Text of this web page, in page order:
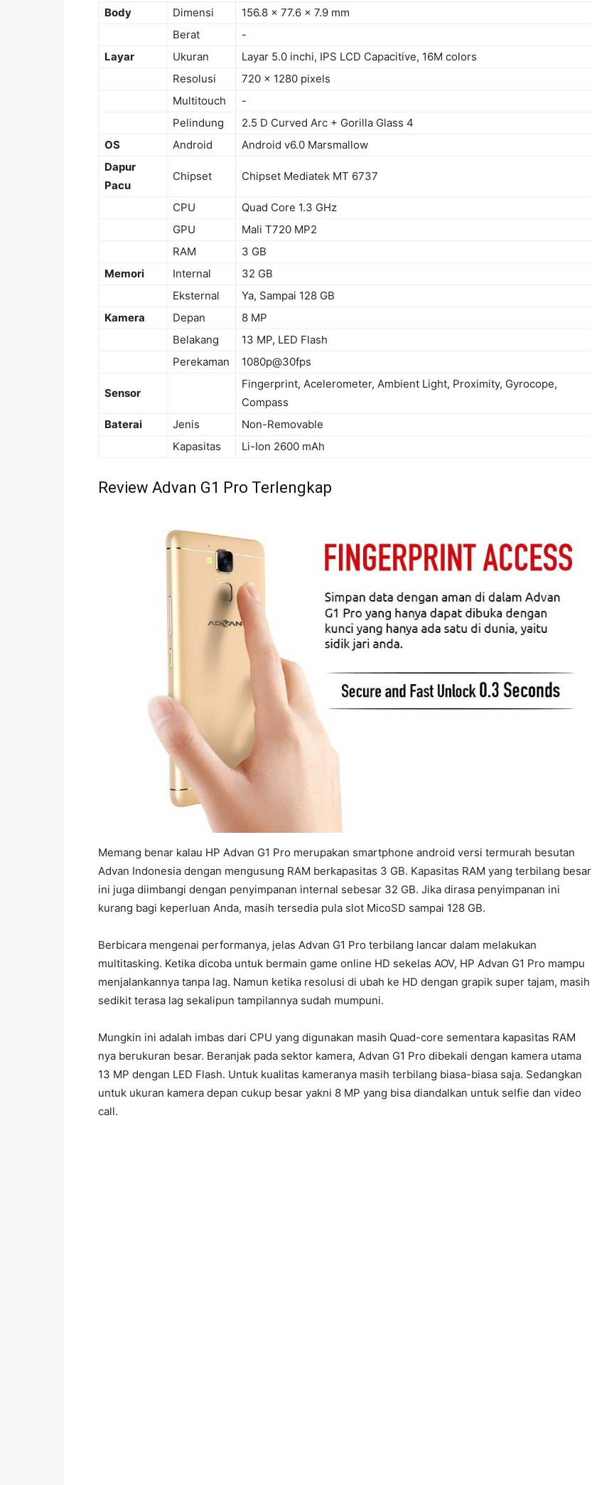
Body
Dimensi
156.8 x 77.6 x 7.9 mm
Berat
-
Layar
Ukuran
Layar 5.0 inchi, IPS LCD Capacitive, 16M colors
Resolusi
720 x 1280 pixels
Multitouch
-
Pelindung
2.5 D Curved Arc + Gorilla Glass 4
OS
Android
Android v6.0 Marsmallow
Dapur
Pacu
Chipset Chipset Mediatek MT 6737
CPU
Quad Core 1.3 GHz
GPU
Mali T720 MP2
RAM
3 GB
Memori
Internal
32 GB
Eksternal
Ya, Sampai 128 GB
Kamera
Depan
8 MP
Belakang
13 MP, LED Flash
Perekaman
1080p@30fps
Sensor
Fingerprint, Acelerometer, Ambient Light, Proximity, Gyrocope,
Compass
Baterai
Jenis
Non-Removable
Kapasitas
Li-Ion 2600 mAh
Review Advan G1 Pro Terlengkap
Memang benar kalau HP Advan G1 Pro merupakan smartphone android versi termurah besutan
Advan Indonesia dengan mengusung RAM berkapasitas 3 GB. Kapasitas RAM yang terbilang besar
ini juga diimbangi dengan penyimpanan internal sebesar 32 GB. Jika dirasa penyimpanan ini
kurang bagi keperluan Anda, masih tersedia pula slot MicoSD sampai 128 GB.
Berbicara mengenai performanya, jelas Advan G1 Pro terbilang lancar dalam melakukan
multitasking. Ketika dicoba untuk bermain game online HD sekelas AOV, HP Advan G1 Pro mampu
menjalankannya tanpa lag. Namun ketika resolusi di ubah ke HD dengan grapik super tajam, masih
sedikit terasa lag sekalipun tampilannya sudah mumpuni.
Mungkin ini adalah imbas dari CPU yang digunakan masih Quad-core sementara kapasitas RAM
nya berukuran besar. Beranjak pada sektor kamera, Advan G1 Pro dibekali dengan kamera utama
13 MP dengan LED Flash. Untuk kualitas kameranya masih terbilang biasa-biasa saja. Sedangkan
untuk ukuran kamera depan cukup besar yakni 8 MP yang bisa diandalkan untuk selfie dan video
call.